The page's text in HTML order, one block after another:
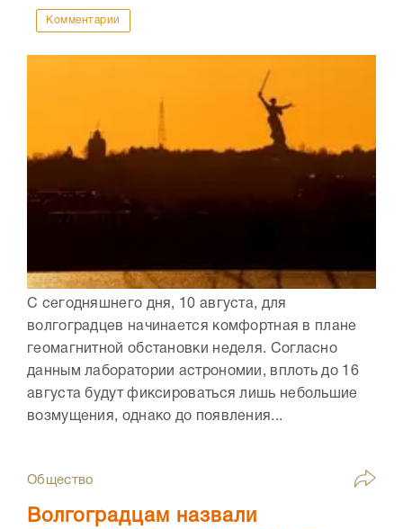
Комментарии
С сегодняшнего дня, 10 августа, для
волгоградцев начинается комфортная в плане
геомагнитной обстановки неделя. Согласно
данным лаборатории астрономии, вплоть до 16
августа будут фиксироваться лишь небольшие
возмущения, однако до появления...
Общество
Волгоградцам назвали